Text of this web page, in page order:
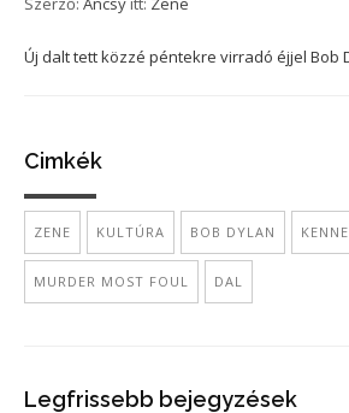
Új dalt tett közzé péntekre virradó éjjel Bob
Cimkék
ZENE KULTÚRA BOB DYLAN
MURDER MOST FOUL DAL
Legfrissebb bejegyzések